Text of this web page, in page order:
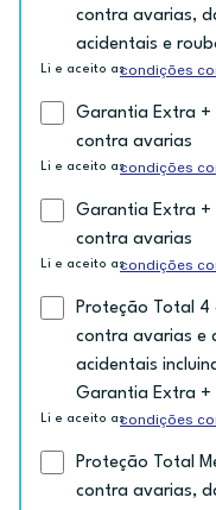
contra avarias,
acidentais e
Li e aceito ascondições
Garantia Extra +
contra avarias
Li e aceito ascondições
Garantia Extra +
contra avarias
Li e aceito ascondições
Proteção Total 4
contra avarias e
acidentais
Garantia Extra +
Li e aceito ascondições
Proteção Total
contra avarias,